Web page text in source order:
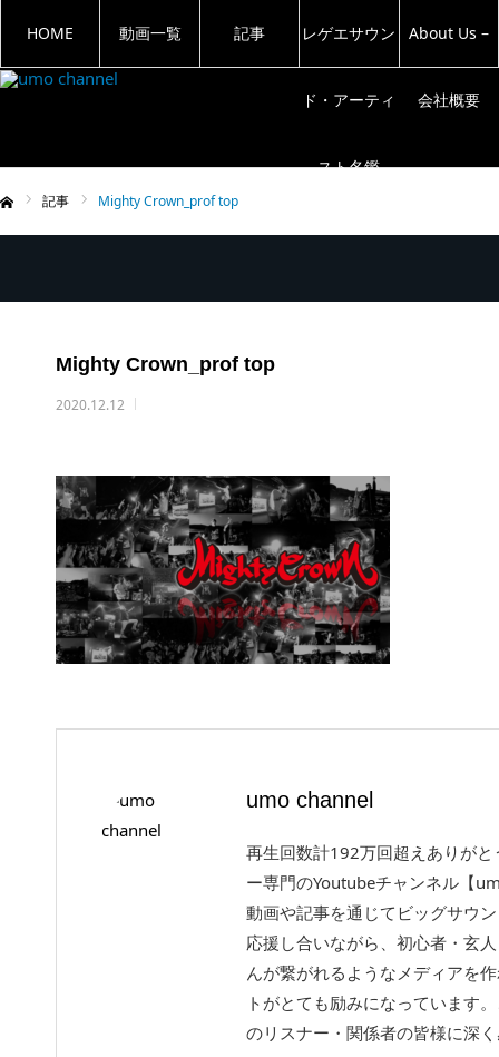
HOME 動画一覧 記事 レゲエサウン
ド・アーティ
スト名鑑
About Us –
会社概要
記事 Mighty Crown_prof top
Mighty Crown_prof top
2020.12.12
umo channel
再生回数計192万回超えありが
ー専門のYoutubeチャンネル【
動画や記事を通じてビッグサウ
応援し合いながら、初心者・玄
んが繋がれるようなメディアを
トがとても励みになっています
のリスナー・関係者の皆様に深